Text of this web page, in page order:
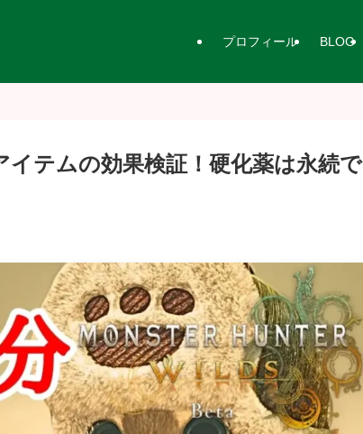
プロフィール BLOG
イテムの効果検証！硬化薬は永続で